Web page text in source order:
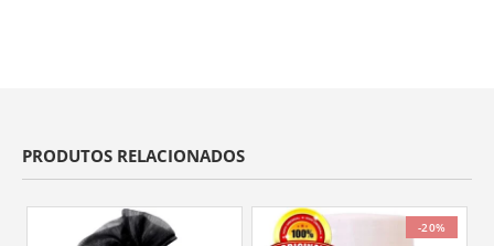
PRODUTOS RELACIONADOS
-20%